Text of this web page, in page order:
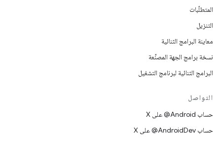
المتطلّبات
التنزيل
معاينة البرامج الثنائية
نسخة برامج الجهة المصنِّعة
البرامج الثنائية لبرنامج التشغيل
التواصل
حساب ‎@Android على X
حساب ‎@AndroidDev على X